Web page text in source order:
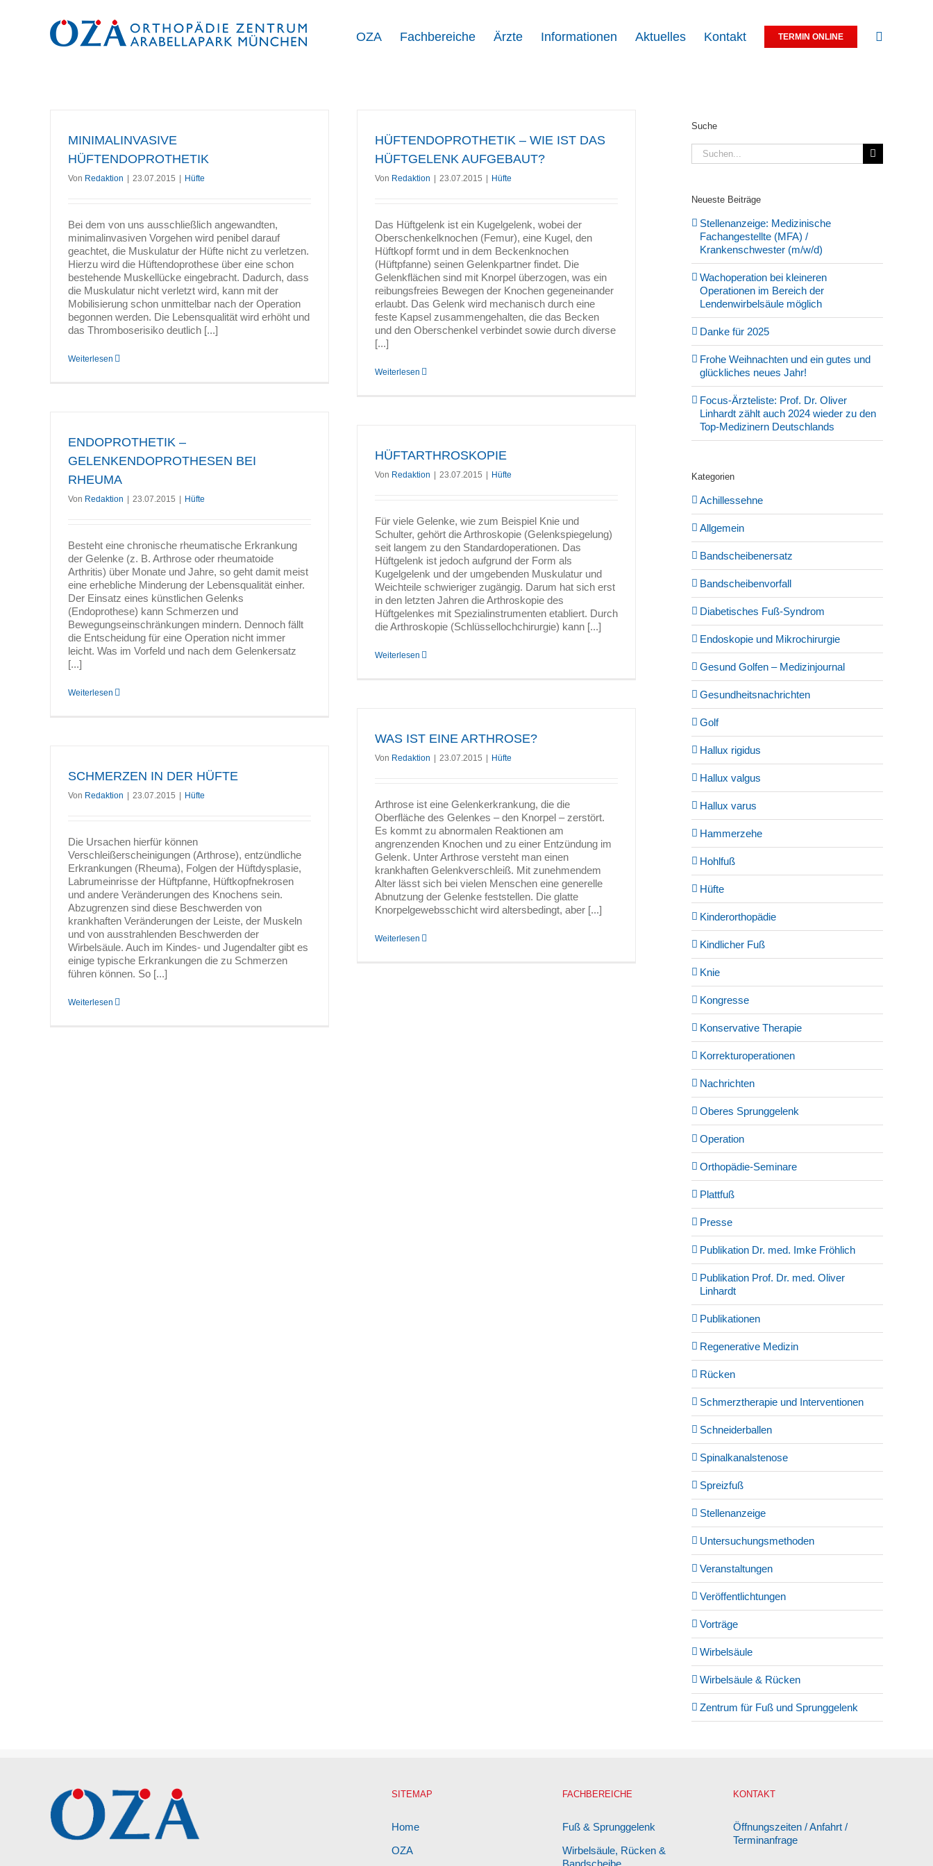
OZA Fachbereiche Ärzte Informationen Aktuelles Kontakt TERMIN ONLINE
MINIMALINVASIVE
HÜFTENDOPROTHETIK
Von Redaktion 23.07.2015 Hüfte
Bei dem von uns ausschließlich angewandten,
minimalinvasiven Vorgehen wird penibel darauf
geachtet, die Muskulatur der Hüfte nicht zu verletzen.
Hierzu wird die Hüftendoprothese über eine schon
bestehende Muskellücke eingebracht. Dadurch, dass
die Muskulatur nicht verletzt wird, kann mit der
Mobilisierung schon unmittelbar nach der Operation
begonnen werden. Die Lebensqualität wird erhöht und
das Thromboserisiko deutlich [...]
Weiterlesen
HÜFTENDOPROTHETIK – WIE IST DAS
HÜFTGELENK AUFGEBAUT?
Von Redaktion 23.07.2015 Hüfte
Das Hüftgelenk ist ein Kugelgelenk, wobei der
Oberschenkelknochen (Femur), eine Kugel, den
Hüftkopf formt und in dem Beckenknochen
(Hüftpfanne) seinen Gelenkpartner findet. Die
Gelenkflächen sind mit Knorpel überzogen, was ein
reibungsfreies Bewegen der Knochen gegeneinander
erlaubt. Das Gelenk wird mechanisch durch eine
feste Kapsel zusammengehalten, die das Becken
und den Oberschenkel verbindet sowie durch diverse
[...]
Weiterlesen
ENDOPROTHETIK –
GELENKENDOPROTHESEN BEI
RHEUMA
Von Redaktion 23.07.2015 Hüfte
Besteht eine chronische rheumatische Erkrankung
der Gelenke (z. B. Arthrose oder rheumatoide
Arthritis) über Monate und Jahre, so geht damit meist
eine erhebliche Minderung der Lebensqualität einher.
Der Einsatz eines künstlichen Gelenks
(Endoprothese) kann Schmerzen und
Bewegungseinschränkungen mindern. Dennoch fällt
die Entscheidung für eine Operation nicht immer
leicht. Was im Vorfeld und nach dem Gelenkersatz
[...]
Weiterlesen
HÜFTARTHROSKOPIE
Von Redaktion 23.07.2015 Hüfte
Für viele Gelenke, wie zum Beispiel Knie und
Schulter, gehört die Arthroskopie (Gelenkspiegelung)
seit langem zu den Standardoperationen. Das
Hüftgelenk ist jedoch aufgrund der Form als
Kugelgelenk und der umgebenden Muskulatur und
Weichteile schwieriger zugängig. Darum hat sich erst
in den letzten Jahren die Arthroskopie des
Hüftgelenkes mit Spezialinstrumenten etabliert. Durch
die Arthroskopie (Schlüssellochchirurgie) kann [...]
Weiterlesen
WAS IST EINE ARTHROSE?
Von Redaktion 23.07.2015 Hüfte
Arthrose ist eine Gelenkerkrankung, die die
Oberfläche des Gelenkes – den Knorpel – zerstört.
Es kommt zu abnormalen Reaktionen am
angrenzenden Knochen und zu einer Entzündung im
Gelenk. Unter Arthrose versteht man einen
krankhaften Gelenkverschleiß. Mit zunehmendem
Alter lässt sich bei vielen Menschen eine generelle
Abnutzung der Gelenke feststellen. Die glatte
Knorpelgewebsschicht wird altersbedingt, aber [...]
Weiterlesen
SCHMERZEN IN DER HÜFTE
Von Redaktion 23.07.2015 Hüfte
Die Ursachen hierfür können
Verschleißerscheinigungen (Arthrose), entzündliche
Erkrankungen (Rheuma), Folgen der Hüftdysplasie,
Labrumeinrisse der Hüftpfanne, Hüftkopfnekrosen
und andere Veränderungen des Knochens sein.
Abzugrenzen sind diese Beschwerden von
krankhaften Veränderungen der Leiste, der Muskeln
und von ausstrahlenden Beschwerden der
Wirbelsäule. Auch im Kindes- und Jugendalter gibt es
einige typische Erkrankungen die zu Schmerzen
führen können. So [...]
Weiterlesen
Suche
Suche
nach:
Neueste Beiträge
Stellenanzeige: Medizinische
Fachangestellte (MFA) /
Krankenschwester (m/w/d)
Wachoperation bei kleineren
Operationen im Bereich der
Lendenwirbelsäule möglich
Danke für 2025
Frohe Weihnachten und ein gutes und
glückliches neues Jahr!
Focus-Ärzteliste: Prof. Dr. Oliver
Linhardt zählt auch 2024 wieder zu den
Top-Medizinern Deutschlands
Kategorien
Achillessehne
Allgemein
Bandscheibenersatz
Bandscheibenvorfall
Diabetisches Fuß-Syndrom
Endoskopie und Mikrochirurgie
Gesund Golfen – Medizinjournal
Gesundheitsnachrichten
Golf
Hallux rigidus
Hallux valgus
Hallux varus
Hammerzehe
Hohlfuß
Hüfte
Kinderorthopädie
Kindlicher Fuß
Knie
Kongresse
Konservative Therapie
Korrekturoperationen
Nachrichten
Oberes Sprunggelenk
Operation
Orthopädie-Seminare
Plattfuß
Presse
Publikation Dr. med. Imke Fröhlich
Publikation Prof. Dr. med. Oliver
Linhardt
Publikationen
Regenerative Medizin
Rücken
Schmerztherapie und Interventionen
Schneiderballen
Spinalkanalstenose
Spreizfuß
Stellenanzeige
Untersuchungsmethoden
Veranstaltungen
Veröffentlichtungen
Vorträge
Wirbelsäule
Wirbelsäule & Rücken
Zentrum für Fuß und Sprunggelenk
SITEMAP
Home
OZA
FACHBEREICHE
Fuß & Sprunggelenk
Wirbelsäule, Rücken &
KONTAKT
Öffnungszeiten / Anfahrt /
Terminanfrage